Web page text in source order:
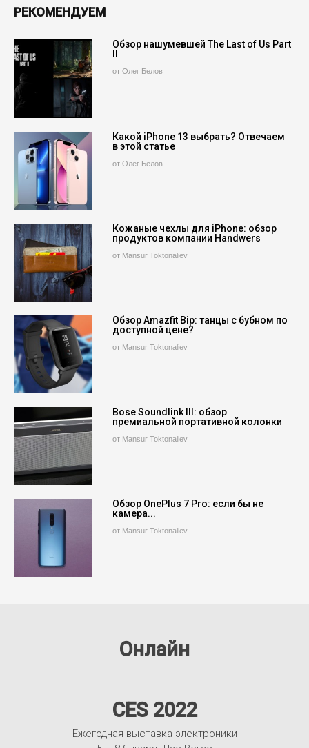
РЕКОМЕНДУЕМ
Обзор нашумевшей The Last of Us Part
от Олег Белов
Какой iPhone 13 выбрать? Отвечаем
в этой статье
от Олег Белов
Кожаные чехлы для iPhone: обзор
продуктов компании Handwers
от Mansur Toktonaliev
Обзор Amazfit Bip: танцы с бубном по
доступной цене?
от Mansur Toktonaliev
Bose Soundlink III: обзор
премиальной портативной колонки
от Mansur Toktonaliev
Обзор OnePlus 7 Pro: если бы не
камера...
от Mansur Toktonaliev
Онлайн
CES 2022
Ежегодная выставка электроники